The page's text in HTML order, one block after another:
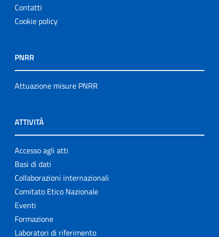
Contatti
Cookie policy
PNRR
Attuazione misure PNRR
ATTIVITÀ
Accesso agli atti
Basi di dati
Collaborazioni internazionali
Comitato Etico Nazionale
Eventi
Formazione
Laboratori di riferimento